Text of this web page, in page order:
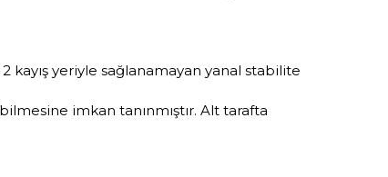
kayış yeriyle sağlanamayan yanal stabilite
imkan tanınmıştır. Alt tarafta